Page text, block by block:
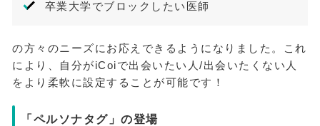
卒業大学でブロックしたい医師
の方々のニーズにお応えできるようになりました。これ
により、自分がiCoiで出会いたい人/出会いたくない人
をより柔軟に設定することが可能です！
「ペルソナタグ」の登場